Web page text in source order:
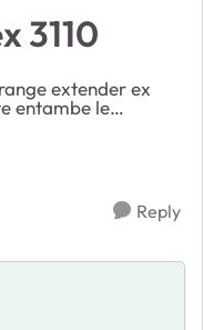
3110
extender ex
entambe le
quando inserisco
viene dett...
Reply